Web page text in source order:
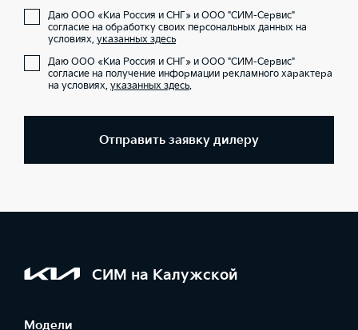
Даю ООО «Киа Россия и СНГ» и ООО "СИМ-Сервис"
согласие на обработку своих персональных данных на
условиях, указанных здесь
Даю ООО «Киа Россия и СНГ» и ООО "СИМ-Сервис"
согласие на получение информации рекламного характера
на условиях, указанных здесь.
Отправить заявку дилеру
СИМ на Калужской
Модели